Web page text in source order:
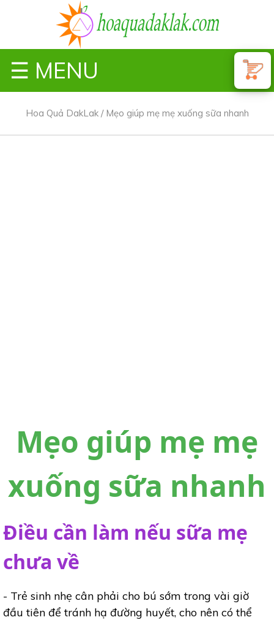
☰ MENU
Hoa Quả DakLak/ Mẹo giúp mẹ mẹ xuống sữa nhanh
Mẹo giúp mẹ mẹ
xuống sữa nhanh
Điều cần làm nếu sữa mẹ
chưa về
- Trẻ sinh nhẹ cân phải cho bú sớm trong vài giờ
đầu tiên để tránh hạ đường huyết, cho nên có thể